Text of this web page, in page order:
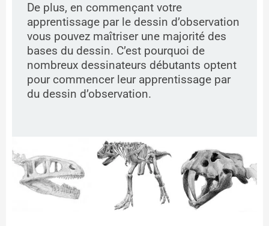
De plus, en commençant votre
apprentissage par le dessin d’observation
vous pouvez maîtriser une majorité des
bases du dessin. C’est pourquoi de
nombreux dessinateurs débutants optent
pour commencer leur apprentissage par
du dessin d’observation.